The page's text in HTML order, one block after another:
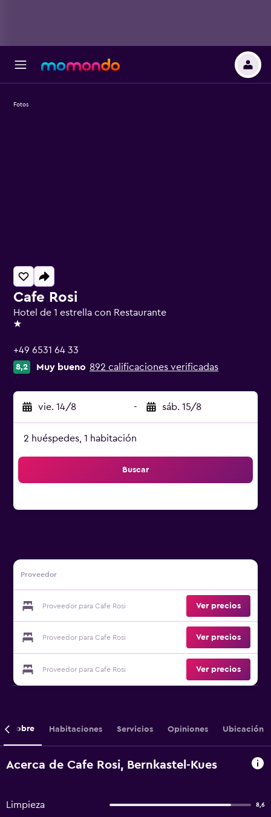
Cafe Rosi
Hotel de 1 estrella con Restaurante
1 estrella
+49 6531 64 33
8,2 Muy bueno 892 calificaciones verificadas
vie. 14/8 - sáb. 15/8
2 huéspedes, 1 habitación
Buscar
Proveedor
Proveedor para Cafe Rosi Ver precios
Proveedor para Cafe Rosi Ver precios
Proveedor para Cafe Rosi Ver precios
Fotos
Sobre Habitaciones Servicios Opiniones Ubicación
Acerca de Cafe Rosi, Bernkastel-Kues
Limpieza 8,6